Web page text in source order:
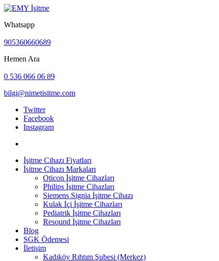
Whatsapp
905360660689
Hemen Ara
0 536 066 06 89
bilgi@nimetisitme.com
Twitter
Facebook
Instagram
İşitme Cihazı Fiyatları
İşitme Cihazı Markaları
Oticon İşitme Cihazları
Philips İşitme Cihazları
Siemens Signia İşitme Cihazı
Kulak İçi İşitme Cihazları
Pediatrik İşitme Cihazları
Resound İşitme Cihazları
Blog
SGK Ödemesi
İletişim
Kadıköy Rıhtım Şubesi (Merkez)